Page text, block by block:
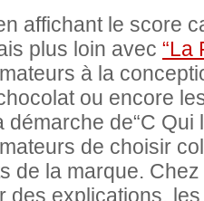
affichant le score
plus loin avec “La
à la
ou encore
de“C Qui
de choisir
de la marque.
des explications,